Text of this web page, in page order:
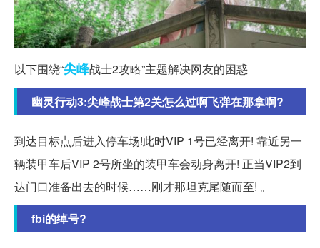
以下围绕“尖峰战士2攻略”主题解决网友的困惑
幽灵行动3:尖峰战士第2关怎么过啊飞弹在那拿啊?
到达目标点后进入停车场!此时VIP 1号已经离开! 靠近另一
辆装甲车后VIP 2号所坐的装甲车会动身离开! 正当VIP2到
达门口准备出去的时候……刚才那坦克尾随而至! 。
fbi的绰号?